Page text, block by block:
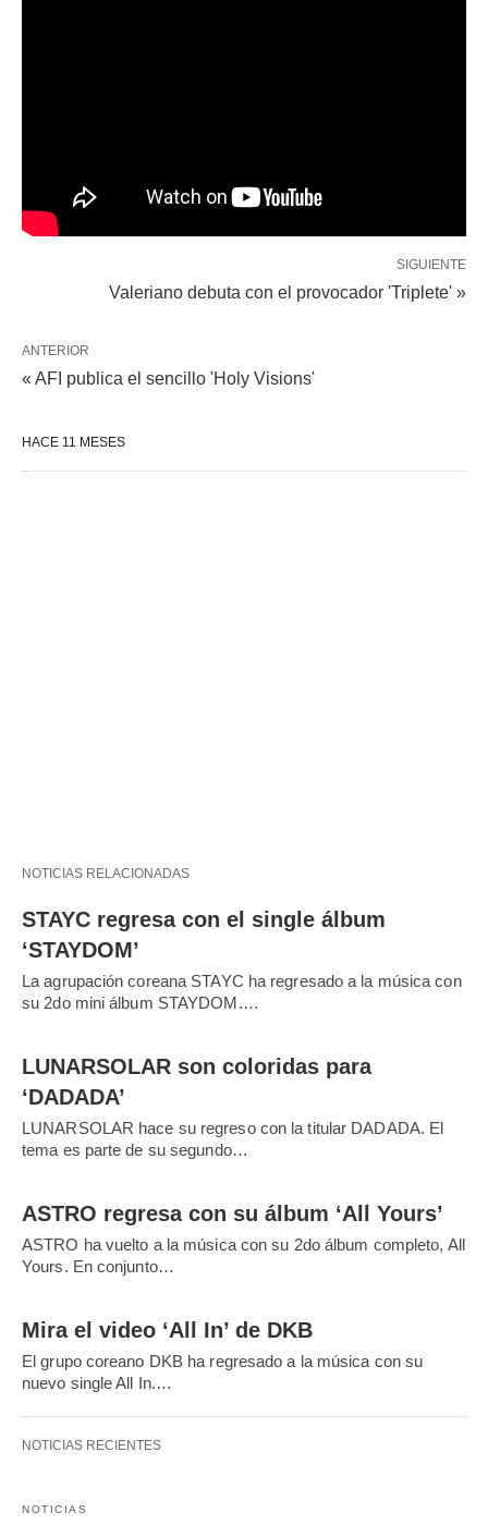
SIGUIENTE
Valeriano debuta con el provocador 'Triplete' »
ANTERIOR
« AFI publica el sencillo 'Holy Visions'
HACE 11 MESES
NOTICIAS RELACIONADAS
STAYC regresa con el single álbum
‘STAYDOM’
La agrupación coreana STAYC ha regresado a la música con
su 2do mini álbum STAYDOM.…
LUNARSOLAR son coloridas para
‘DADADA’
LUNARSOLAR hace su regreso con la titular DADADA. El
tema es parte de su segundo…
ASTRO regresa con su álbum ‘All Yours’
ASTRO ha vuelto a la música con su 2do álbum completo, All
Yours. En conjunto…
Mira el video ‘All In’ de DKB
El grupo coreano DKB ha regresado a la música con su
nuevo single All In.…
NOTICIAS RECIENTES
NOTICIAS